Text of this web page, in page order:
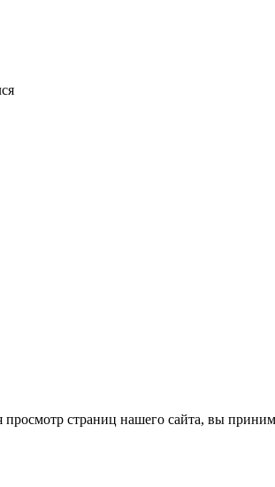
страниц нашего сайта, вы